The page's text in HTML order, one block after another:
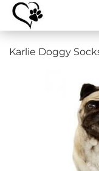
Karlie Doggy